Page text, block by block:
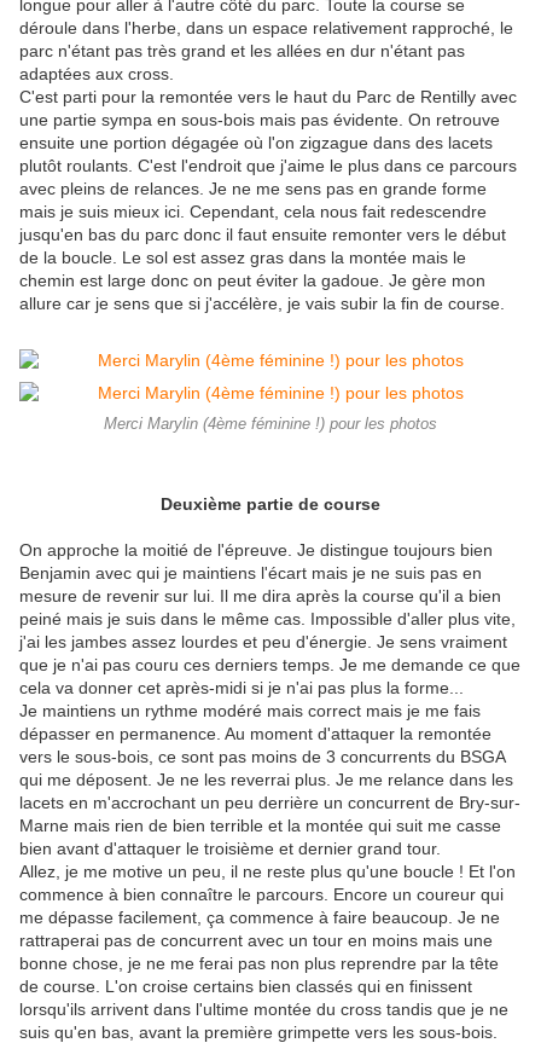
longue pour aller à l'autre côté du parc. Toute la course se
déroule dans l'herbe, dans un espace relativement rapproché, le
parc n'étant pas très grand et les allées en dur n'étant pas
adaptées aux cross.
C'est parti pour la remontée vers le haut du Parc de Rentilly avec
une partie sympa en sous-bois mais pas évidente. On retrouve
ensuite une portion dégagée où l'on zigzague dans des lacets
plutôt roulants. C'est l'endroit que j'aime le plus dans ce parcours
avec pleins de relances. Je ne me sens pas en grande forme
mais je suis mieux ici. Cependant, cela nous fait redescendre
jusqu'en bas du parc donc il faut ensuite remonter vers le début
de la boucle. Le sol est assez gras dans la montée mais le
chemin est large donc on peut éviter la gadoue. Je gère mon
allure car je sens que si j'accélère, je vais subir la fin de course.
Merci Marylin (4ème féminine !) pour les photos
Deuxième partie de course
On approche la moitié de l'épreuve. Je distingue toujours bien
Benjamin avec qui je maintiens l'écart mais je ne suis pas en
mesure de revenir sur lui. Il me dira après la course qu'il a bien
peiné mais je suis dans le même cas. Impossible d'aller plus vite,
j'ai les jambes assez lourdes et peu d'énergie. Je sens vraiment
que je n'ai pas couru ces derniers temps. Je me demande ce que
cela va donner cet après-midi si je n'ai pas plus la forme...
Je maintiens un rythme modéré mais correct mais je me fais
dépasser en permanence. Au moment d'attaquer la remontée
vers le sous-bois, ce sont pas moins de 3 concurrents du BSGA
qui me déposent. Je ne les reverrai plus. Je me relance dans les
lacets en m'accrochant un peu derrière un concurrent de Bry-sur-
Marne mais rien de bien terrible et la montée qui suit me casse
bien avant d'attaquer le troisième et dernier grand tour.
Allez, je me motive un peu, il ne reste plus qu'une boucle ! Et l'on
commence à bien connaître le parcours. Encore un coureur qui
me dépasse facilement, ça commence à faire beaucoup. Je ne
rattraperai pas de concurrent avec un tour en moins mais une
bonne chose, je ne me ferai pas non plus reprendre par la tête
de course. L'on croise certains bien classés qui en finissent
lorsqu'ils arrivent dans l'ultime montée du cross tandis que je ne
suis qu'en bas, avant la première grimpette vers les sous-bois.